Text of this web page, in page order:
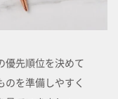
優先順位を決めて
を準備しやすく